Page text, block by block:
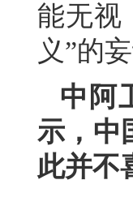
能无视
义”的
中阿
示，中
此并不